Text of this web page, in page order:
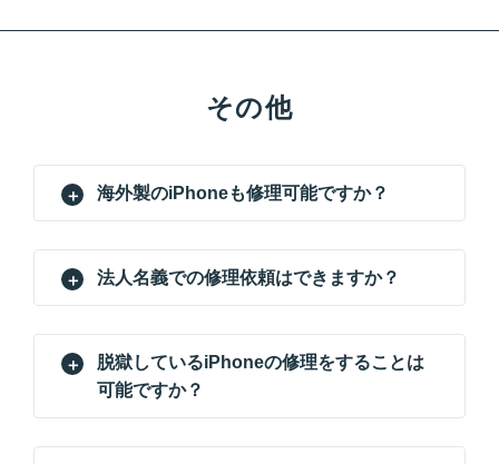
その他
海外製のiPhoneも修理可能ですか？
法人名義での修理依頼はできますか？
脱獄しているiPhoneの修理をすることは
可能ですか？